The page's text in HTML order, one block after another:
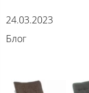
24.03.2023
Блог